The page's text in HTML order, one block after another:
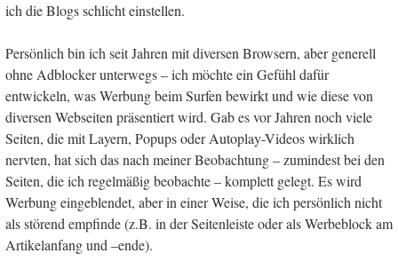
ich die Blogs schlicht einstellen.
Persönlich bin ich seit Jahren mit diversen Browsern, aber generell
ohne Adblocker unterwegs – ich möchte ein Gefühl dafür
entwickeln, was Werbung beim Surfen bewirkt und wie diese von
diversen Webseiten präsentiert wird. Gab es vor Jahren noch viele
Seiten, die mit Layern, Popups oder Autoplay-Videos wirklich
nervten, hat sich das nach meiner Beobachtung – zumindest bei den
Seiten, die ich regelmäßig beobachte – komplett gelegt. Es wird
Werbung eingeblendet, aber in einer Weise, die ich persönlich nicht
als störend empfinde (z.B. in der Seitenleiste oder als Werbeblock am
Artikelanfang und –ende).